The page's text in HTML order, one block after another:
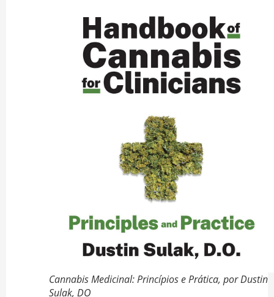
Cannabis Medicinal: Princípios e Prática, por Dustin
Sulak, DO